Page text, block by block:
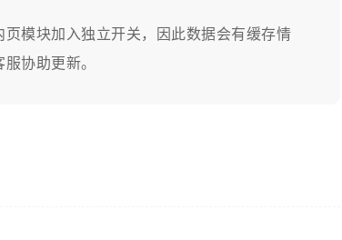
模块加入独立开关，因此数据会有缓存情
协助更新。